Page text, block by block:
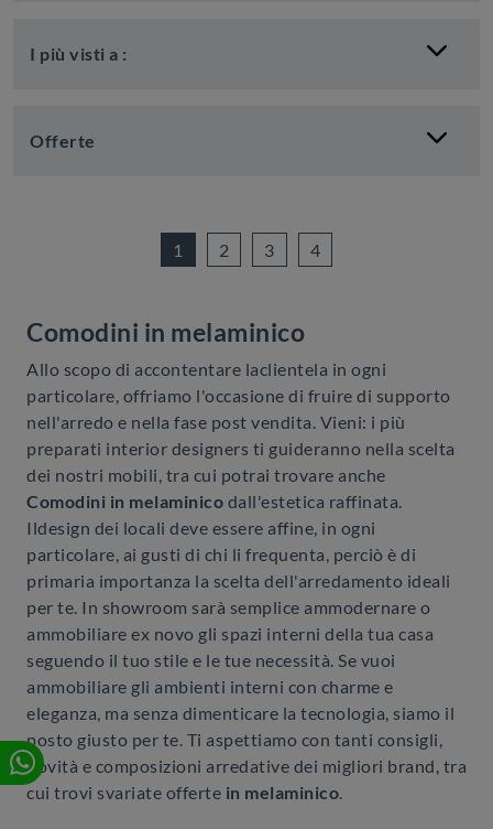
I più visti a :
Offerte
1 2 3 4
Comodini in melaminico
Allo scopo di accontentare laclientela in ogni
particolare, offriamo l'occasione di fruire di supporto
nell'arredo e nella fase post vendita. Vieni: i più
preparati interior designers ti guideranno nella scelta
dei nostri mobili, tra cui potrai trovare anche
Comodini in melaminico dall'estetica raffinata.
Ildesign dei locali deve essere affine, in ogni
particolare, ai gusti di chi li frequenta, perciò è di
primaria importanza la scelta dell'arredamento ideali
per te. In showroom sarà semplice ammodernare o
ammobiliare ex novo gli spazi interni della tua casa
seguendo il tuo stile e le tue necessità. Se vuoi
ammobiliare gli ambienti interni con charme e
eleganza, ma senza dimenticare la tecnologia, siamo il
posto giusto per te. Ti aspettiamo con tanti consigli,
novità e composizioni arredative dei migliori brand, tra
cui trovi svariate offerte in melaminico.